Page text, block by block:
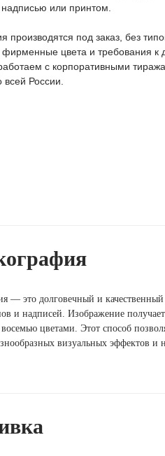
или принтом.
производятся под заказ, без
фирменные цвета и требования
с корпоративными
всей России.
— это долговечный и
и надписей. Изображение
цветами. Этот способ
визуальных эффектов и